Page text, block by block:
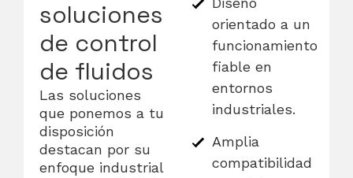
soluciones
de control
de fluidos
Las soluciones
que ponemos a tu
disposición
destacan por su
enfoque industrial
orientado a un
funcionamiento
fiable en
entornos
industriales.
Amplia
compatibilidad